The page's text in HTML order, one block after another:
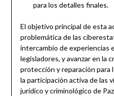
para los detalles finales.
El objetivo principal de esta
problemática de las
intercambio de experiencias
legisladores, y avanzar en la
protección y reparación para
la participación activa de las
jurídico y criminológico de